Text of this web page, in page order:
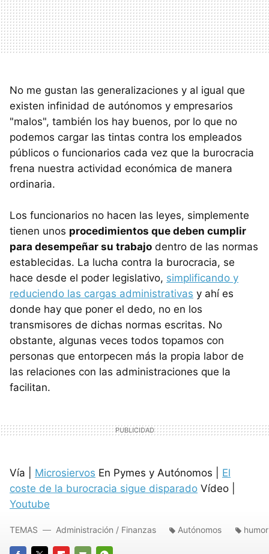
No me gustan las generalizaciones y al igual que
existen infinidad de autónomos y empresarios
"malos", también los hay buenos, por lo que no
podemos cargar las tintas contra los empleados
públicos o funcionarios cada vez que la burocracia
frena nuestra actividad económica de manera
ordinaria.
Los funcionarios no hacen las leyes, simplemente
tienen unos procedimientos que deben cumplir
para desempeñar su trabajo dentro de las normas
establecidas. La lucha contra la burocracia, se
hace desde el poder legislativo, simplificando y
reduciendo las cargas administrativas y ahí es
donde hay que poner el dedo, no en los
transmisores de dichas normas escritas. No
obstante, algunas veces todos topamos con
personas que entorpecen más la propia labor de
las relaciones con las administraciones que la
facilitan.
Vía | Microsiervos En Pymes y Autónomos | El
coste de la burocracia sigue disparado Vídeo |
Youtube
TEMAS Administración / Finanzas Autónomos humor